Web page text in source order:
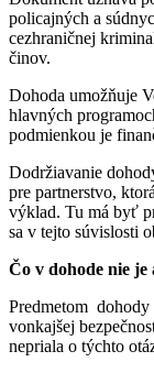
policajných a
cezhraničnej
činov.
Dohoda umožňuje
hlavných
podmienkou je
Dodržiavanie
pre partnerstvo,
výklad. Tu má byť
sa v tejto súvislosti
Čo v dohode nie je
Predmetom dohody
vonkajšej
nepriala o týchto